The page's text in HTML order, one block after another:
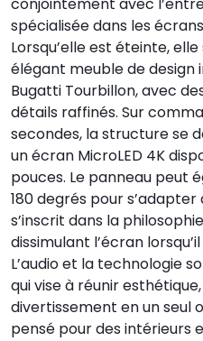
conjointement avec
spécialisée dans les
Lorsqu’elle est éteinte,
élégant meuble de design
Bugatti Tourbillon, avec
détails raffinés. Sur
secondes, la structure se
un écran MicroLED 4K
pouces. Le panneau peut
180 degrés pour s’adapter
s’inscrit dans la
dissimulant l’écran
L’audio et la technologie
qui vise à réunir
divertissement en un seul
pensé pour des intérieurs